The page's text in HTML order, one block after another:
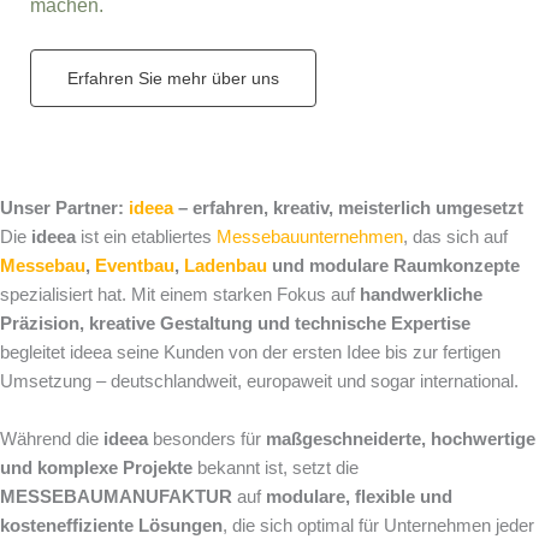
machen.
Erfahren Sie mehr über uns
Unser Partner: ideea– erfahren, kreativ, meisterlich umgesetzt
Die ideea ist ein etabliertes Messebauunternehmen, das sich auf
Messebau, Eventbau, Ladenbau und modulare Raumkonzepte
spezialisiert hat. Mit einem starken Fokus auf handwerkliche
Präzision, kreative Gestaltung und technische Expertise
begleitet ideea seine Kunden von der ersten Idee bis zur fertigen
Umsetzung – deutschlandweit, europaweit und sogar international.
Während die ideea besonders für maßgeschneiderte, hochwertige
und komplexe Projekte bekannt ist, setzt die
MESSEBAUMANUFAKTUR auf modulare, flexible und
kosteneffiziente Lösungen, die sich optimal für Unternehmen jeder